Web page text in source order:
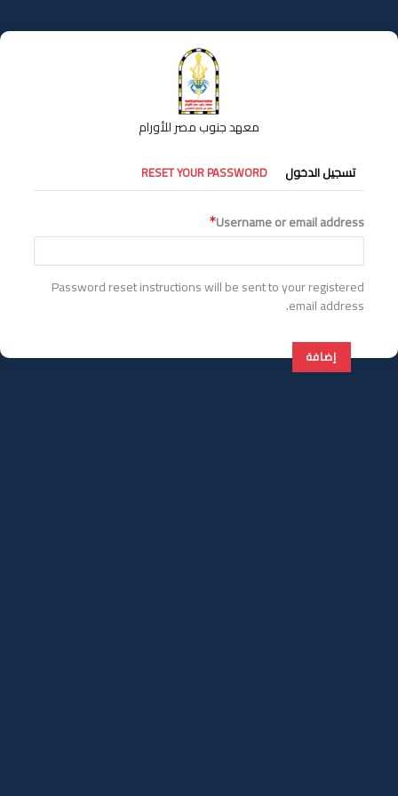
إلى
المحتوى
معهد جنوب مصر للأورام
التبويبات
الأساسية
تسجيل الدخول RESET YOUR PASSWORD
Username or email address
Password reset instructions will be sent to your registered
email address.